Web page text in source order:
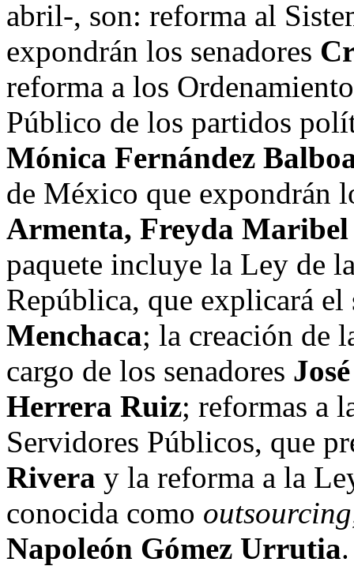
abril-, son: reforma al
expondrán los senadores
reforma a los
Público de los partidos
Mónica Fernández
de México que expondrán
Armenta, Freyda
paquete incluye la Ley de
República, que explicará
Menchaca; la creación de
cargo de los senadores
Herrera Ruiz; reformas a
Servidores Públicos, que
Rivera y la reforma a la
conocida como
Napoleón Gómez Urrutia.